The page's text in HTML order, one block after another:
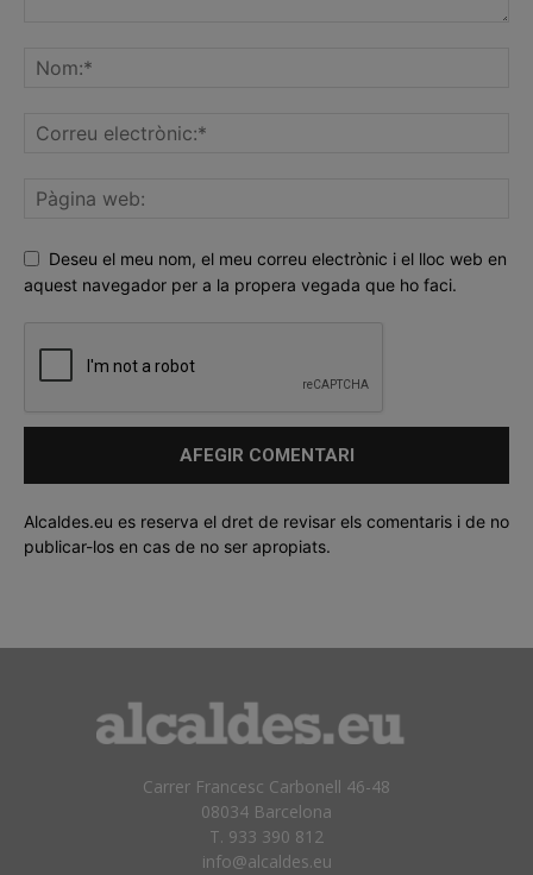
Deseu el meu nom, el meu correu electrònic i el lloc web en
aquest navegador per a la propera vegada que ho faci.
Alcaldes.eu es reserva el dret de revisar els comentaris i de no
publicar-los en cas de no ser apropiats.
Carrer Francesc Carbonell 46-48
08034 Barcelona
T. 933 390 812
info@alcaldes.eu